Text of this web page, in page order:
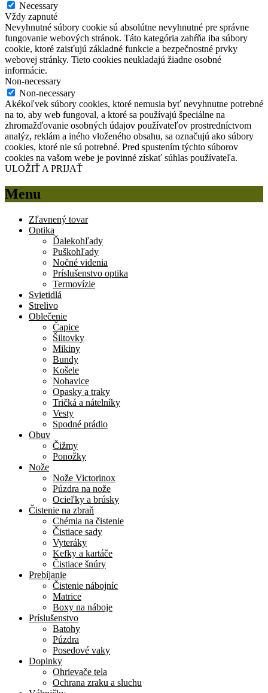
Necessary
Vždy zapnuté
Nevyhnutné súbory cookie sú absolútne nevyhnutné pre správne
fungovanie webových stránok. Táto kategória zahŕňa iba súbory
cookie, ktoré zaisťujú základné funkcie a bezpečnostné prvky
webovej stránky. Tieto cookies neukladajú žiadne osobné
informácie.
Non-necessary
Non-necessary
Akékoľvek súbory cookies, ktoré nemusia byť nevyhnutne potrebné
na to, aby web fungoval, a ktoré sa používajú špeciálne na
zhromažďovanie osobných údajov používateľov prostredníctvom
analýz, reklám a iného vloženého obsahu, sa označujú ako súbory
cookies, ktoré nie sú potrebné. Pred spustením týchto súborov
cookies na vašom webe je povinné získať súhlas používateľa.
ULOŽIŤ A PRIJAŤ
Menu
Zľavnený tovar
Optika
Ďalekohľady
Puškohľady
Nočné videnia
Príslušenstvo optika
Termovízie
Svietidlá
Strelivo
Oblečenie
Čapice
Šiltovky
Mikiny
Bundy
Košele
Nohavice
Opasky a traky
Tričká a nátelníky
Vesty
Spodné prádlo
Obuv
Čižmy
Ponožky
Nože
Nože Victorinox
Púzdra na nože
Ocieľky a brúsky
Čistenie na zbraň
Chémia na čistenie
Čistiace sady
Vyteráky
Kefky a kartáče
Čistiace šnúry
Prebíjanie
Čistenie nábojníc
Matrice
Boxy na náboje
Príslušenstvo
Batohy
Púzdra
Posedové vaky
Doplnky
Ohrievače tela
Ochrana zraku a sluchu